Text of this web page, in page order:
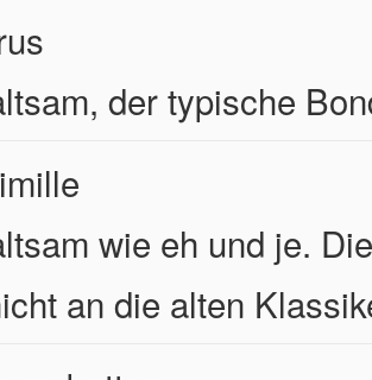
der typische
wie eh und je.
an die alten